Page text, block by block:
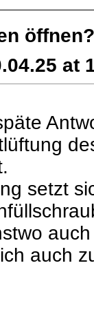
öffnen?
at
setzt
auch